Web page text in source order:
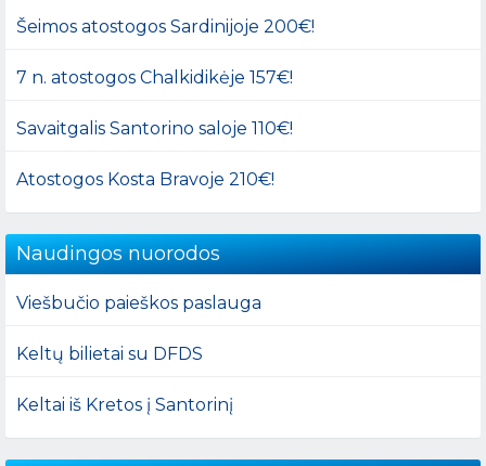
Šeimos atostogos Sardinijoje 200€!
7 n. atostogos Chalkidikėje 157€!
Savaitgalis Santorino saloje 110€!
Atostogos Kosta Bravoje 210€!
Naudingos nuorodos
Viešbučio paieškos paslauga
Keltų bilietai su DFDS
Keltai iš Kretos į Santorinį